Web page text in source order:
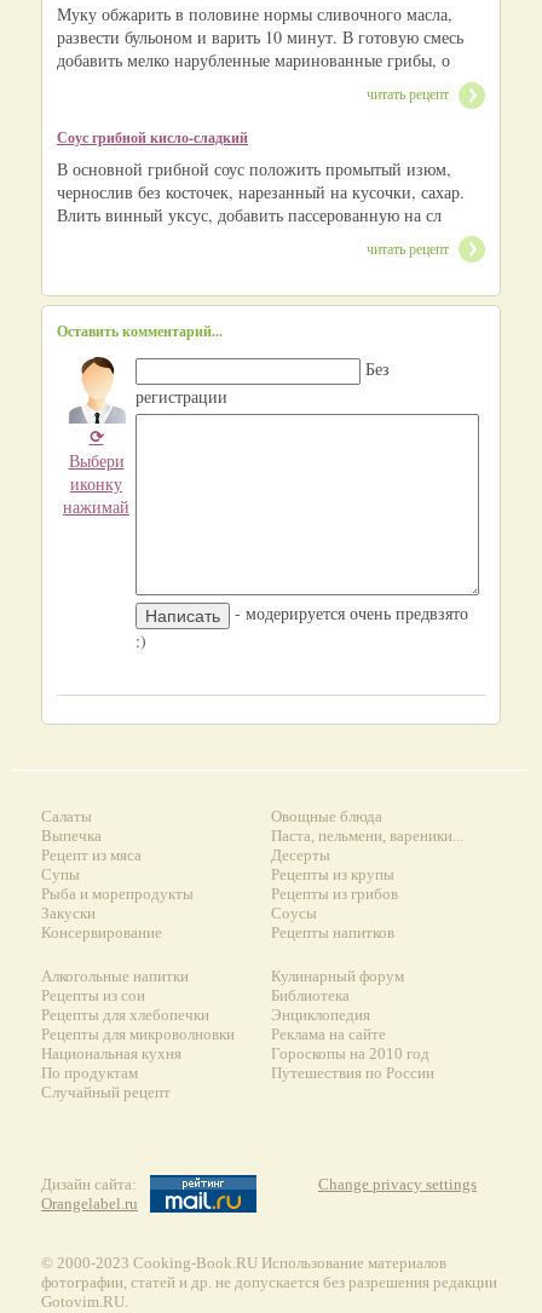
Муку обжарить в половине нормы сливочного масла,
развести бульоном и варить 10 минут. В готовую смесь
добавить мелко нарубленные маринованные грибы, о
читать рецепт
Соус грибной кисло-сладкий
В основной грибной соус положить промытый изюм,
чернослив без косточек, нарезанный на кусочки, сахар.
Влить винный уксус, добавить пассерованную на сл
читать рецепт
Оставить комментарий...
⟳
Выбери
иконку
нажимай
Без
регистрации
- модерируется очень предвзято
:)
Салаты
Выпечка
Рецепт из мяса
Супы
Рыба и морепродукты
Закуски
Консервирование
Овощные блюда
Паста, пельмени, вареники...
Десерты
Рецепты из крупы
Рецепты из грибов
Соусы
Рецепты напитков
Алкогольные напитки
Рецепты из сои
Рецепты для хлебопечки
Рецепты для микроволновки
Национальная кухня
По продуктам
Случайный рецепт
Кулинарный форум
Библиотека
Энциклопедия
Реклама на сайте
Гороскопы на 2010 год
Путешествия по России
Дизайн сайта:
Orangelabel.ru
Change privacy settings
© 2000-2023 Сooking-Book.RU Использование материалов
фотографии, статей и др. не допускается без разрешения редакции
Gotovim.RU.